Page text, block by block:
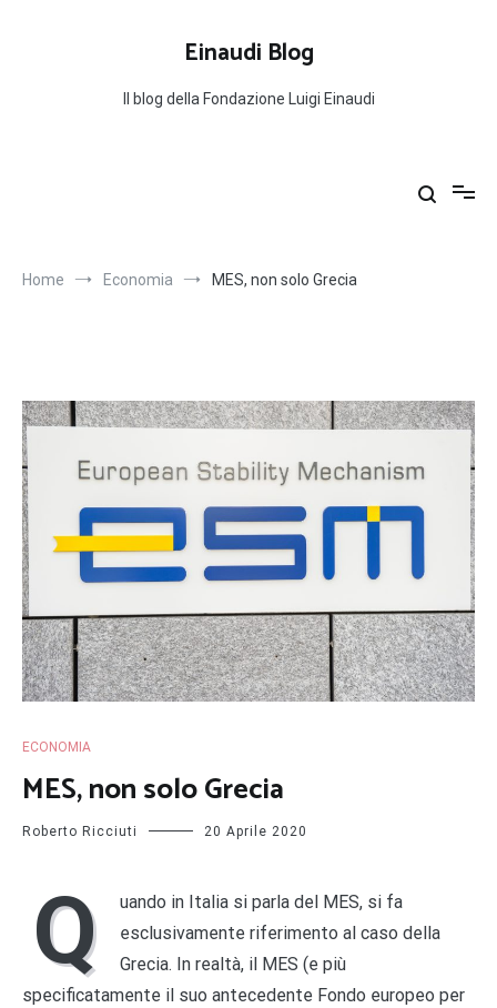
Einaudi Blog
Il blog della Fondazione Luigi Einaudi
Home Economia MES, non solo Grecia
ECONOMIA
MES, non solo Grecia
Roberto Ricciuti 20 Aprile 2020
Q
uando in Italia si parla del MES, si fa
esclusivamente riferimento al caso della
Grecia. In realtà, il MES (e più
specificatamente il suo antecedente Fondo europeo per